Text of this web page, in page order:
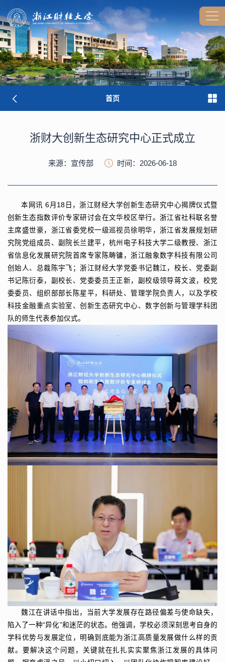
首页
浙财大创新生态研究中心正式成立
来源：宣传部 时间：2026-06-18
本网讯 6月18日，浙江财经大学创新生态研究中心揭牌仪式暨
创新生态指数评价专家研讨会在文华校区举行。浙江省社科联名誉
主席盛世豪，浙江省委党校一级巡视员徐明华，浙江省发展规划研
究院党组成员、副院长兰建平，杭州电子科技大学二级教授、浙江
省信息化发展研究院首席专家陈畴镛，浙江融象数字科技有限公司
创始人、总裁陈宇飞；浙江财经大学党委书记魏江，校长、党委副
书记陈衍泰，副校长、党委委员王正新，副校级领导蒋文波，校党
委委员、组织部部长陈星平，科研处、管理学院负责人，以及学校
科技金融重点实验室、创新生态研究中心、数字创新与管理学科团
队的师生代表参加仪式。
魏江在讲话中指出，当前大学发展存在路径偏差与使命缺失，
陷入了一种“异化”和迷茫的状态。他强调，学校必须深刻思考自身的
学科优势与发展定位，明确到底能为浙江高质量发展做什么样的贡
献。要解决这个问题，关键就在扎扎实实聚焦浙江发展的具体问